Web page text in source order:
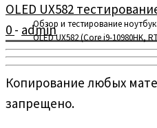
Обзор и тестирование
OLED UX582 (Core i9-10980HK,
OLED UX582
0 - admin
Копирование любых
запрещено.